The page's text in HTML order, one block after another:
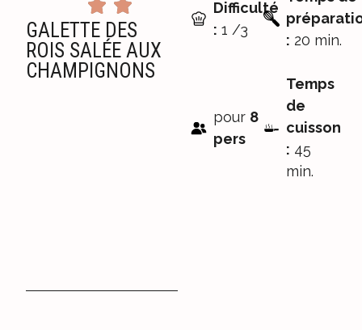
GALETTE DES
ROIS SALÉE AUX
CHAMPIGNONS
Difficulté
: 1 /3
: 20 min.
pour 8
pers
Temps
de
cuisson
: 45
min.